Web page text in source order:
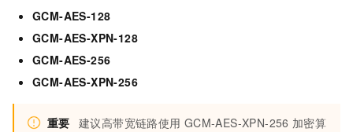
GCM-AES-128
GCM-AES-XPN-128
GCM-AES-256
GCM-AES-XPN-256
重要 建议高带宽链路使用 GCM-AES-XPN-256 加密算